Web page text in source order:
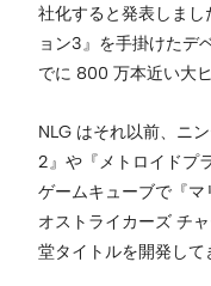
社化すると発表しま
ョン3』を手掛けたデ
でに 800 万本近い大
NLG はそれ以前、ニ
2』や『メトロイドプ
ゲームキューブで『
オストライカーズ チ
堂タイトルを開発して